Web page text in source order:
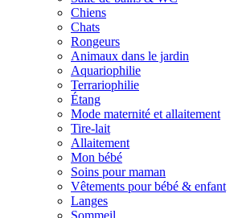
Chiens
Chats
Rongeurs
Animaux dans le jardin
Aquariophilie
Terrariophilie
Étang
Mode maternité et allaitement
Tire-lait
Allaitement
Mon bébé
Soins pour maman
Vêtements pour bébé & enfant
Langes
Sommeil